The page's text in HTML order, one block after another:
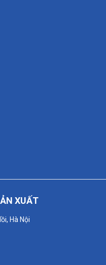
XUẤT
Hà Nội